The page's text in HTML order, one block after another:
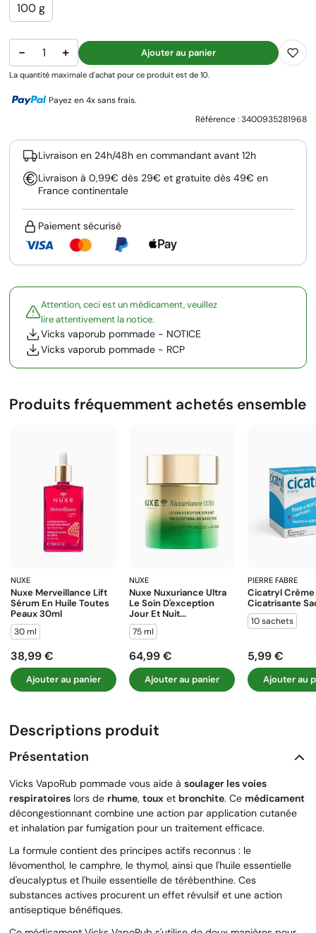
100 g
− + Ajouter au panier
La quantité maximale d'achat pour ce produit est de 10.
Payez en 4x sans frais.
Référence :3400935281968
Livraison en 24h/48h en commandant avant 12h
Livraison à 0,99€ dès 29€ et gratuite dès 49€ en
France continentale
Paiement sécurisé
Attention, ceci est un médicament, veuillez
lire attentivement la notice.
Vicks vaporub pommade - NOTICE
Vicks vaporub pommade - RCP
Produits fréquemment achetés ensemble
NUXE
Nuxe Merveillance Lift
Sérum En Huile Toutes
Peaux 30ml
30 ml
Prix
38,99 €
Ajouter au panier
NUXE
Nuxe Nuxuriance Ultra
Le Soin D'exception
Jour Et Nuit...
75 ml
Prix
64,99 €
Ajouter au panier
PIERRE FABRE
Cicatryl Crème
Cicatrisante
10 sachets
Prix
5,99 €
Ajouter au
Descriptions produit
Présentation
Vicks VapoRub pommade vous aide à soulager les voies
respiratoires lors de rhume, toux et bronchite. Ce médicament
décongestionnant combine une action par application cutanée
et inhalation par fumigation pour un traitement efficace.
La formule contient des principes actifs reconnus : le
lévomenthol, le camphre, le thymol, ainsi que l'huile essentielle
d'eucalyptus et l'huile essentielle de térébenthine. Ces
substances actives procurent un effet révulsif et une action
antiseptique bénéfiques.